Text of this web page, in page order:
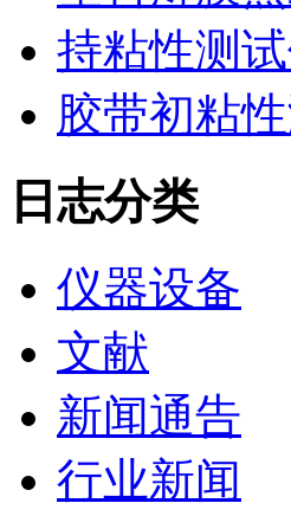
持粘性测
胶带初粘
日志分类
仪器设备
文献
新闻通告
行业新闻